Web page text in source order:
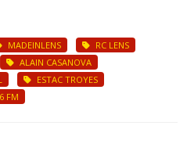
MADEINLENS
RC LENS
ALAIN CASANOVA
ESTAC TROYES
FM